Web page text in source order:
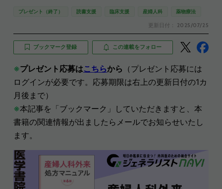
プレゼント（終了） 読書支援 臨床支援 産婦人科 薬物療法
更新日付： 2025/07/25
ブックマーク登録 この連載をフォロー
※プレゼント応募はこちらから （プレゼント応募には
ログインが必要です。応募期限は右上の更新日付の1カ
月後まで）
※本記事を「ブックマーク」していただきますと、本
書籍の関連情報が出ましたらメールでお知らせいたし
ます。